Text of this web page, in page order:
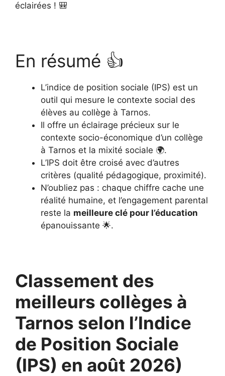
éclairées ! 🎒
En résumé 👍
L’indice de position sociale (IPS) est un
outil qui mesure le contexte social des
élèves au collège à Tarnos.
Il offre un éclairage précieux sur le
contexte socio-économique d’un collège
à Tarnos et la mixité sociale 🌍.
L’IPS doit être croisé avec d’autres
critères (qualité pédagogique, proximité).
N’oubliez pas : chaque chiffre cache une
réalité humaine, et l’engagement parental
reste la meilleure clé pour l’éducation
épanouissante 🌟.
Classement des
meilleurs collèges à
Tarnos selon l’Indice
de Position Sociale
(IPS) en août 2026)